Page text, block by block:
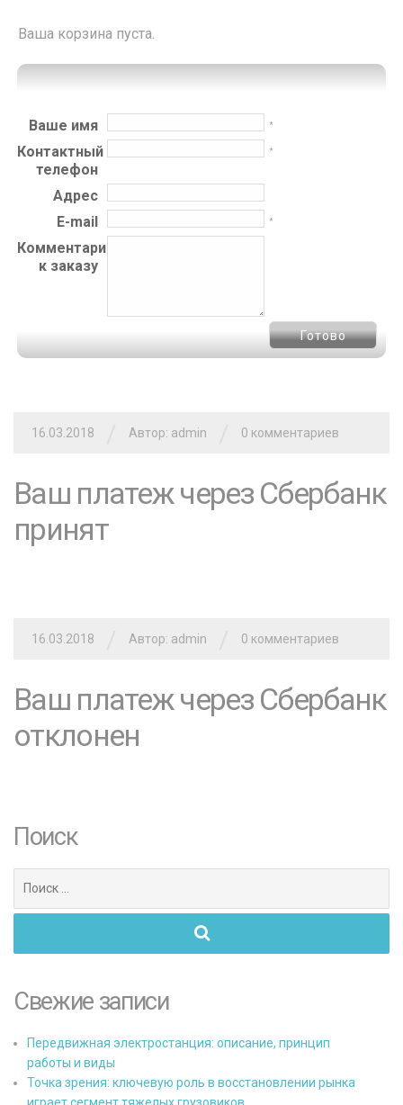
Ваша корзина пуста.
Ваше имя *
Контактный
телефон
*
Адрес
E-mail
*
Комментарий
к заказу
16.03.2018 Автор: admin 0 комментариев
Ваш платеж через Сбербанк
принят
16.03.2018 Автор: admin 0 комментариев
Ваш платеж через Сбербанк
отклонен
Поиск
Свежие записи
Передвижная электростанция: описание, принцип
работы и виды
Точка зрения: ключевую роль в восстановлении рынка
играет сегмент тяжелых грузовиков